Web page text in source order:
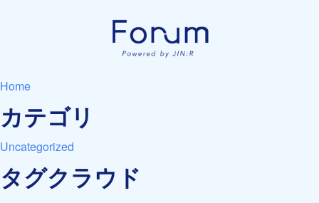
Home
カテゴリ
Uncategorized
タグクラウド